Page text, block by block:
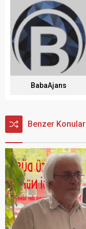
BabaAjans
Benzer Konular